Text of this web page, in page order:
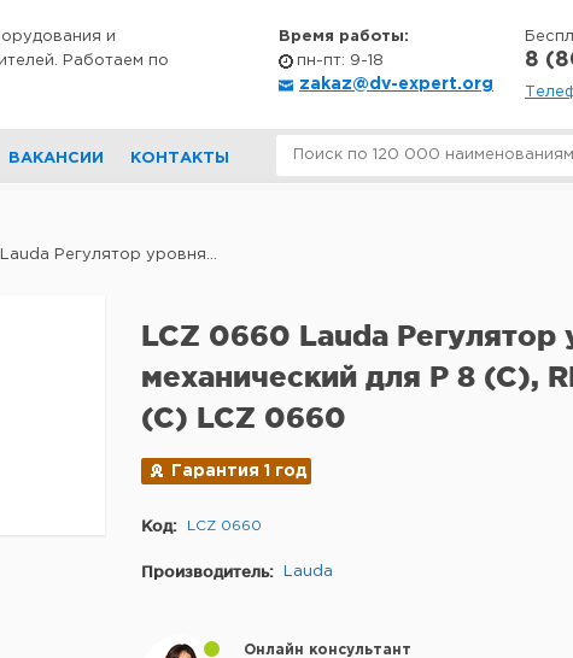
и
Работаем по
Время работы:
пн-пт: 9-18
zakaz@dv-expert.org
8
ВАКАНСИИ КОНТАКТЫ
Регулятор уровня...
LCZ 0660 Lauda Регулятор
механический для P 8 (C),
(C) LCZ 0660
Гарантия 1 год
Код: LCZ 0660
Производитель: Lauda
Онлайн консультант